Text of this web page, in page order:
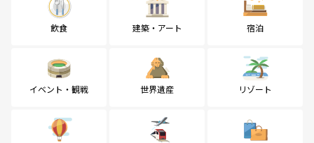
飲食 建築・アート 宿泊
イベント・観戦 世界遺産 リゾート